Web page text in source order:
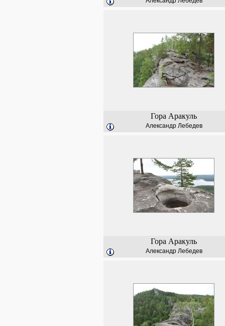
Гора Аракуль
Александр Лебедев
Гора Аракуль
Александр Лебедев